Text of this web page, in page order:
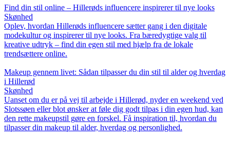
Find din stil online – Hillerøds influencere inspirerer til nye looks
Skønhed
Oplev, hvordan Hillerøds influencere sætter gang i den digitale
modekultur og inspirerer til nye looks. Fra bæredygtige valg til
kreative udtryk – find din egen stil med hjælp fra de lokale
trendsættere online.
Makeup gennem livet: Sådan tilpasser du din stil til alder og hverdag
i Hillerød
Skønhed
Uanset om du er på vej til arbejde i Hillerød, nyder en weekend ved
Slotssøen eller blot ønsker at føle dig godt tilpas i din egen hud, kan
den rette makeupstil gøre en forskel. Få inspiration til, hvordan du
tilpasser din makeup til alder, hverdag og personlighed.